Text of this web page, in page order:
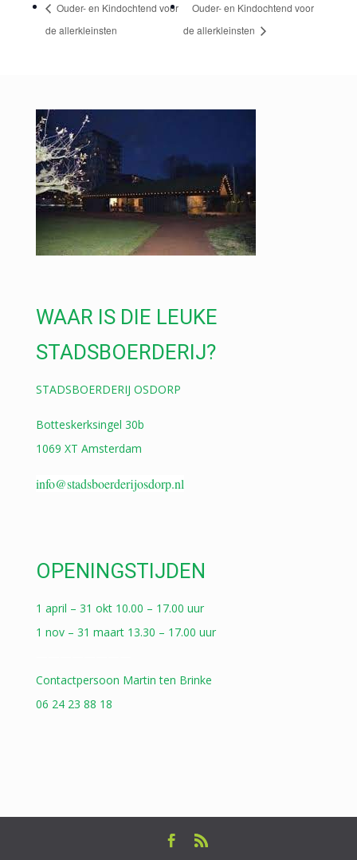
Ouder- en Kindochtend voor
de allerkleinsten
Ouder- en Kindochtend voor
de allerkleinsten
WAAR IS DIE LEUKE
STADSBOERDERIJ?
STADSBOERDERIJ OSDORP
Botteskerksingel 30b
1069 XT Amsterdam
info@stadsboerderijosdorp.nl
OPENINGSTIJDEN
1 april – 31 okt 10.00 – 17.00 uur
1 nov – 31 maart 13.30 – 17.00 uur
Contactpersoon Martin ten Brinke
06 24 23 88 18